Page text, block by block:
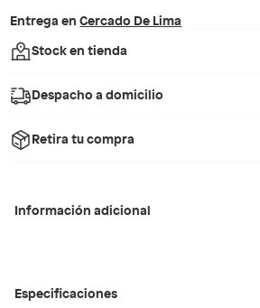
Entrega en Cercado De Lima
Stock en tienda
Despacho a domicilio
Retira tu compra
Información adicional
Especificaciones